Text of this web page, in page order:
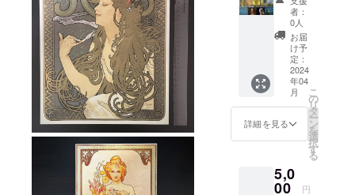
の夕暮
2018年
3月撮
⑤1970
年代 ハ
ワイ広
希望の
作品を
画像の
リスト
から選
択いた
だき、
備考欄
に記載
下さ
がない
場合は
ター】
商品名...
A3サイ
ズ高品
質ポス
ター 数
量...1枚
商品サ
イズ...
298×42
0mm ★
ご希望
ジャン
ルをオ
者：
0人
お届
け予
定：
2024
年04
月
詳細を見る
こ
の
リ
タ
ー
ン
を
選
択
す
る
5,0
00 円